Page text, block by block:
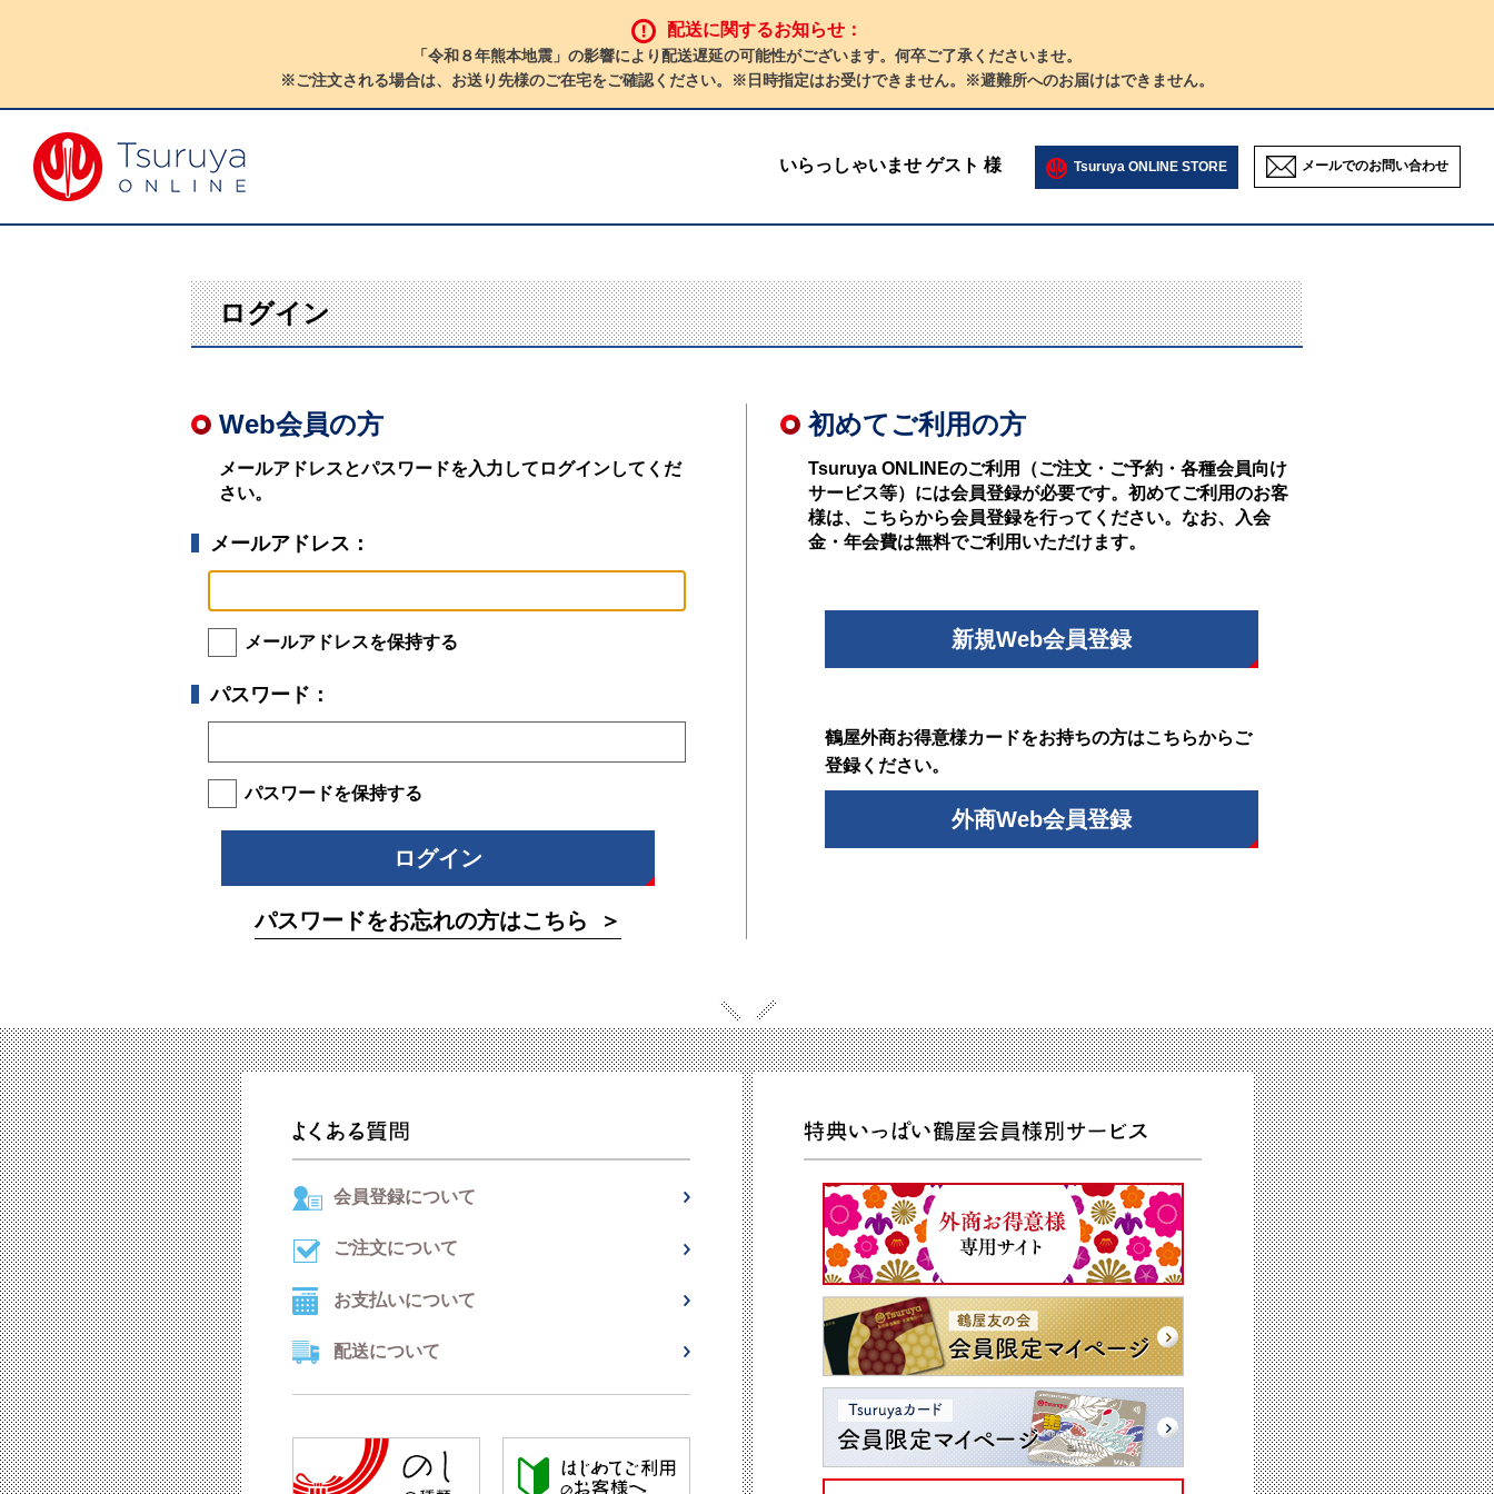
配送に関するお知らせ：
「令和８年熊本地震」の影響により配送遅延の可能性がございます。何卒ご了承くださいませ。
※ご注文される場合は、お送り先様のご在宅をご確認ください。※日時指定はお受けできません。※避難所へのお届けはできません。
いらっしゃいませ ゲスト 様 Tsuruya ONLINE STORE メールでのお問い合わせ
ログイン
Web会員の方
メールアドレスとパスワードを入力してログインしてくだ
さい。
メールアドレス：
メールアドレスを保持する
パスワード：
パスワードを保持する
パスワードをお忘れの方はこちら
初めてご利用の方
Tsuruya ONLINEのご利用（ご注文・ご予約・各種会員向け
サービス等）には会員登録が必要です。初めてご利用のお客
様は、こちらから会員登録を行ってください。なお、入会
金・年会費は無料でご利用いただけます。
新規Web会員登録
鶴屋外商お得意様カードをお持ちの方はこちらからご
登録ください。
外商Web会員登録
会員登録について
ご注文について
お支払いについて
配送について